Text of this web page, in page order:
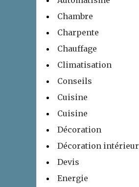
Chambre
Charpente
Chauffage
Climatisation
Conseils
Cuisine
Cuisine
Décoration
Décoration
Devis
Energie